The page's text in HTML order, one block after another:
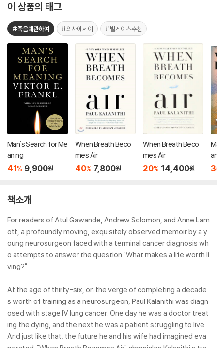
이 상품의 태그
#죽음에관하여 #의사에세이 #빌게이츠추천
Man's Search for Me
aning
41% 9,900원
When Breath Beco
mes Air
40% 7,800원
When Breath Beco
mes Air
20% 14,400원
책소개
For readers of Atul Gawande, Andrew Solomon, and Anne Lam
ott, a profoundly moving, exquisitely observed memoir by a y
oung neurosurgeon faced with a terminal cancer diagnosis wh
o attempts to answer the question "What makes a life worth li
ving?"
At the age of thirty-six, on the verge of completing a decade
s worth of training as a neurosurgeon, Paul Kalanithi was diagn
osed with stage IV lung cancer. One day he was a doctor treat
ing the dying, and the next he was a patient struggling to live.
And just like that, the future he and his wife had imagined eva